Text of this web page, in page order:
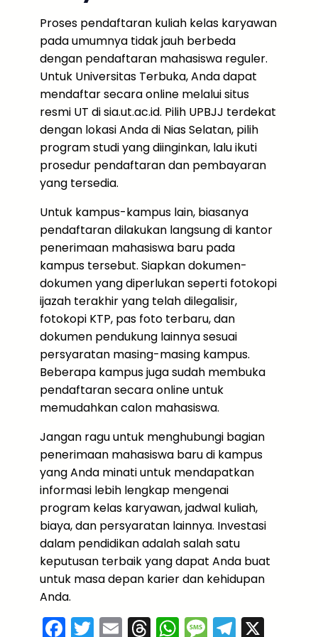
Proses pendaftaran kuliah kelas karyawan
pada umumnya tidak jauh berbeda
dengan pendaftaran mahasiswa reguler.
Untuk Universitas Terbuka, Anda dapat
mendaftar secara online melalui situs
resmi UT di sia.ut.ac.id. Pilih UPBJJ terdekat
dengan lokasi Anda di Nias Selatan, pilih
program studi yang diinginkan, lalu ikuti
prosedur pendaftaran dan pembayaran
yang tersedia.
Untuk kampus-kampus lain, biasanya
pendaftaran dilakukan langsung di kantor
penerimaan mahasiswa baru pada
kampus tersebut. Siapkan dokumen-
dokumen yang diperlukan seperti fotokopi
ijazah terakhir yang telah dilegalisir,
fotokopi KTP, pas foto terbaru, dan
dokumen pendukung lainnya sesuai
persyaratan masing-masing kampus.
Beberapa kampus juga sudah membuka
pendaftaran secara online untuk
memudahkan calon mahasiswa.
Jangan ragu untuk menghubungi bagian
penerimaan mahasiswa baru di kampus
yang Anda minati untuk mendapatkan
informasi lebih lengkap mengenai
program kelas karyawan, jadwal kuliah,
biaya, dan persyaratan lainnya. Investasi
dalam pendidikan adalah salah satu
keputusan terbaik yang dapat Anda buat
untuk masa depan karier dan kehidupan
Anda.
F T E T W M T